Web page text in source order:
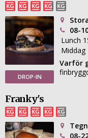
DROP-IN
08-
Lunch
Middag
Varför
Franky's
08-